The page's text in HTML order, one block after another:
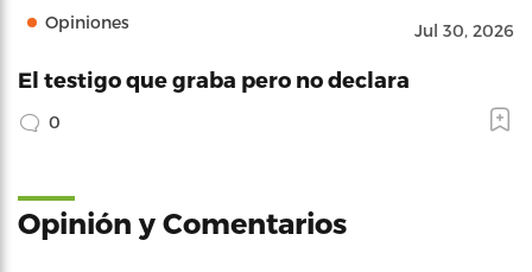
Opiniones Jul 30, 2026
El testigo que graba pero no declara
0
Opinión y Comentarios